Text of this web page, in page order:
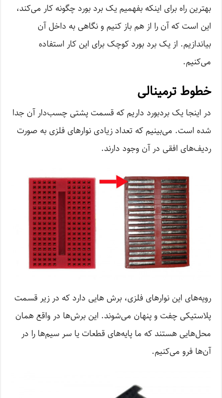
بهترین راه برای اینکه بفهمیم یک برد بورد چگونه کار می‌کند،
این است که آن را از هم باز کنیم و نگاهی به داخل آن
بیاندازیم. از یک برد بورد کوچک برای این کار استفاده
می‌کنیم.
خطوط ترمینالی
در اینجا یک بردبورد داریم که قسمت پشتی چسب‌دار آن جدا
شده است. می‌بینیم که تعداد زیادی نوارهای فلزی به صورت
ردیف‌های افقی در آن وجود دارند.
رویه‌های این نوارهای فلزی، برش هایی دارد که در زیر قسمت
پلاستیکی چفت و پنهان می‌شوند. این برش‌ها در واقع همان
محل‌هایی هستند که ما پایه‌های قطعات یا سر سیم‌ها را در
آن‌ها فرو می‌کنیم.